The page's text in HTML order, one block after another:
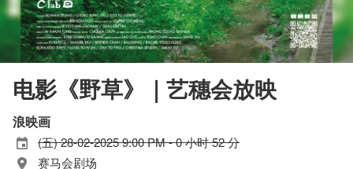
电影《野草》｜艺穗会放映
浪映画
(五) 28-02-2025 9:00 PM - 0 小时 52 分
赛马会剧场